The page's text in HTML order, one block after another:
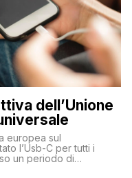
dell’Unione
europea sul
l’Usb-C per tutti i
un periodo di